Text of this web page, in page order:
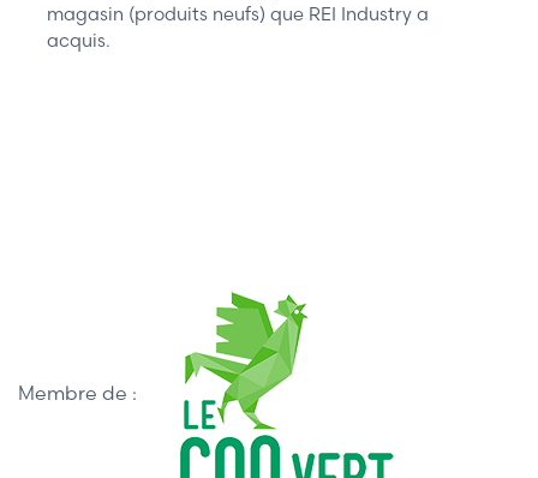
magasin (produits neufs) que REI Industry a
acquis.
Membre de :